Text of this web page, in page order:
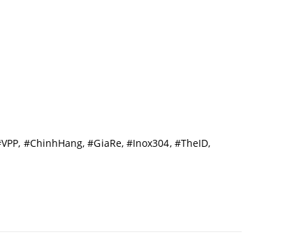
#ChinhHang, #GiaRe, #Inox304, #TheID,